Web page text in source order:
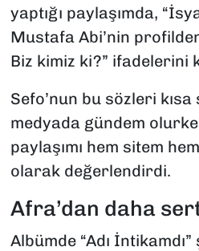
yaptığı paylaşımda,
Mustafa Abi’nin
Biz kimiz ki?” ifadelerini
Sefo’nun bu sözleri
medyada gündem
paylaşımı hem sitem
olarak değerlendirdi.
Afra’dan daha
Albümde “Adı İntikamdı”